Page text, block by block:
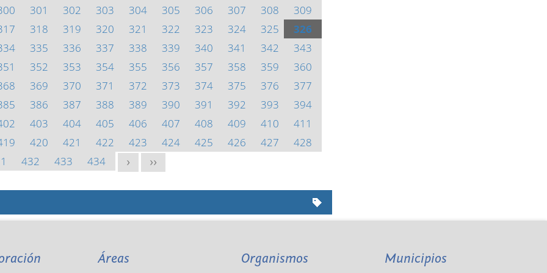
301 302 303 304 305 306 307 308
309
318 319 320 321 322 323 324 325
326
335 336 337 338 339 340 341 342
343
352 353 354 355 356 357 358 359
360
369 370 371 372 373 374 375 376
377
386 387 388 389 390 391 392 393
394
403 404 405 406 407 408 409 410
411
420 421 422 423 424 425 426 427
428
432 433 434 > >>
Áreas Organismos Municipios